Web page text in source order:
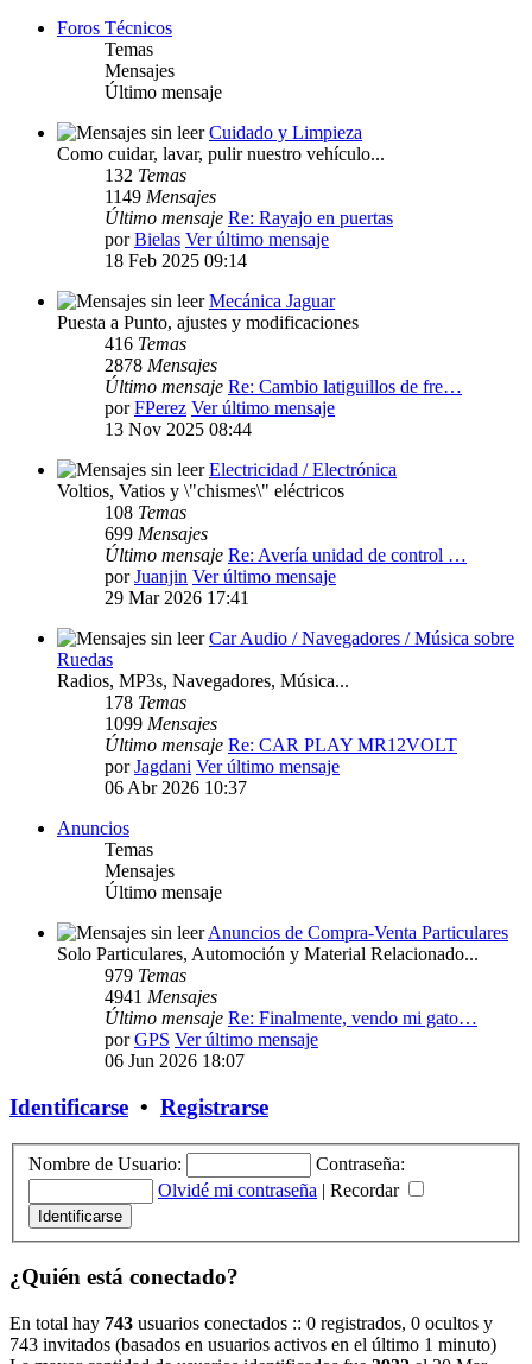
Foros Técnicos
Temas
Mensajes
Último mensaje
Cuidado y Limpieza
Como cuidar, lavar, pulir nuestro vehículo...
132 Temas
1149 Mensajes
Último mensaje Re: Rayajo en puertas
porBielas Ver último mensaje
18 Feb 2025 09:14
Mecánica Jaguar
Puesta a Punto, ajustes y modificaciones
416 Temas
2878 Mensajes
Último mensaje Re: Cambio latiguillos de fre…
porFPerez Ver último mensaje
13 Nov 2025 08:44
Electricidad / Electrónica
Voltios, Vatios y \"chismes\" eléctricos
108 Temas
699 Mensajes
Último mensaje Re: Avería unidad de control …
porJuanjin Ver último mensaje
29 Mar 2026 17:41
Car Audio / Navegadores / Música sobre
Ruedas
Radios, MP3s, Navegadores, Música...
178 Temas
1099 Mensajes
Último mensaje Re: CAR PLAY MR12VOLT
porJagdani Ver último mensaje
06 Abr 2026 10:37
Anuncios
Temas
Mensajes
Último mensaje
Anuncios de Compra-Venta Particulares
Solo Particulares, Automoción y Material Relacionado...
979 Temas
4941 Mensajes
Último mensaje Re: Finalmente, vendo mi gato…
porGPS Ver último mensaje
06 Jun 2026 18:07
Identificarse • Registrarse
Nombre de Usuario:
Contraseña:
Olvidé mi contraseña | Recordar
¿Quién está conectado?
En total hay 743 usuarios conectados :: 0 registrados, 0 ocultos y
743 invitados (basados en usuarios activos en el último 1 minuto)